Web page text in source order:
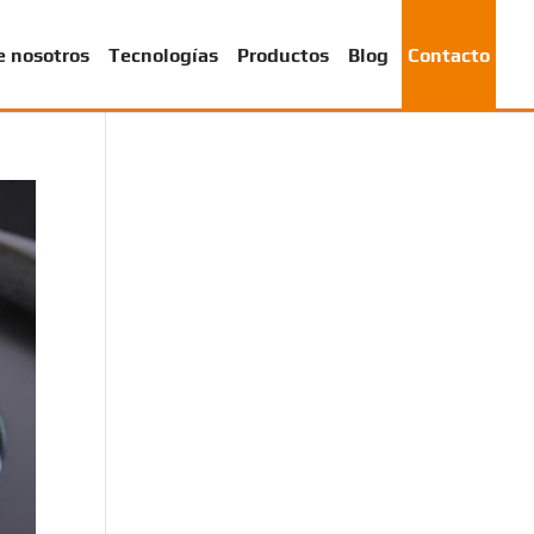
nosotros Tecnologías Productos Blog Contacto